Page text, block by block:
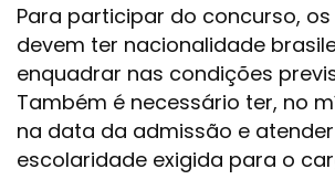
Para participar do concurso,
devem ter nacionalidade
enquadrar nas condições
Também é necessário ter, no
na data da admissão e
escolaridade exigida para o